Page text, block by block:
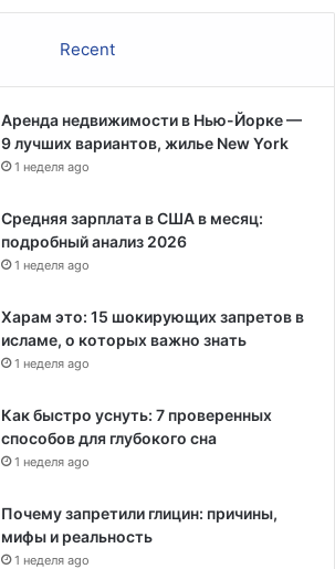
Recent
Аренда недвижимости в Нью-Йорке —
9 лучших вариантов, жилье New York
1 неделя ago
Средняя зарплата в США в месяц:
подробный анализ 2026
1 неделя ago
Харам это: 15 шокирующих запретов в
исламе, о которых важно знать
1 неделя ago
Как быстро уснуть: 7 проверенных
способов для глубокого сна
1 неделя ago
Почему запретили глицин: причины,
мифы и реальность
1 неделя ago